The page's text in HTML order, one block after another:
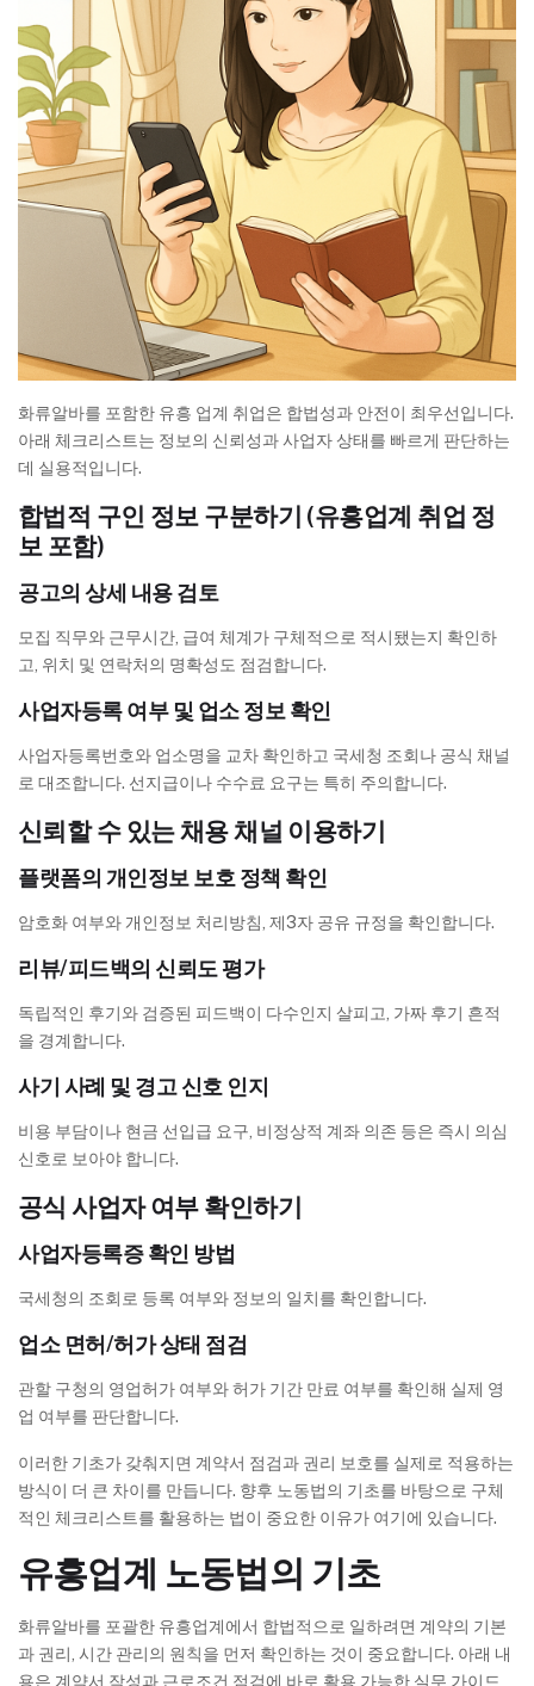
화류알바를 포함한 유흥 업계 취업은 합법성과 안전이 최우선입니다.
아래 체크리스트는 정보의 신뢰성과 사업자 상태를 빠르게 판단하는
데 실용적입니다.
합법적 구인 정보 구분하기 (유흥업계 취업 정
보 포함)
공고의 상세 내용 검토
모집 직무와 근무시간, 급여 체계가 구체적으로 적시됐는지 확인하
고, 위치 및 연락처의 명확성도 점검합니다.
사업자등록 여부 및 업소 정보 확인
사업자등록번호와 업소명을 교차 확인하고 국세청 조회나 공식 채널
로 대조합니다. 선지급이나 수수료 요구는 특히 주의합니다.
신뢰할 수 있는 채용 채널 이용하기
플랫폼의 개인정보 보호 정책 확인
암호화 여부와 개인정보 처리방침, 제3자 공유 규정을 확인합니다.
리뷰/피드백의 신뢰도 평가
독립적인 후기와 검증된 피드백이 다수인지 살피고, 가짜 후기 흔적
을 경계합니다.
사기 사례 및 경고 신호 인지
비용 부담이나 현금 선입급 요구, 비정상적 계좌 의존 등은 즉시 의심
신호로 보아야 합니다.
공식 사업자 여부 확인하기
사업자등록증 확인 방법
국세청의 조회로 등록 여부와 정보의 일치를 확인합니다.
업소 면허/허가 상태 점검
관할 구청의 영업허가 여부와 허가 기간 만료 여부를 확인해 실제 영
업 여부를 판단합니다.
이러한 기초가 갖춰지면 계약서 점검과 권리 보호를 실제로 적용하는
방식이 더 큰 차이를 만듭니다. 향후 노동법의 기초를 바탕으로 구체
적인 체크리스트를 활용하는 법이 중요한 이유가 여기에 있습니다.
유흥업계 노동법의 기초
화류알바를 포괄한 유흥업계에서 합법적으로 일하려면 계약의 기본
과 권리, 시간 관리의 원칙을 먼저 확인하는 것이 중요합니다. 아래 내
용은 계약서 작성과 근로조건 점검에 바로 활용 가능한 실무 가이드